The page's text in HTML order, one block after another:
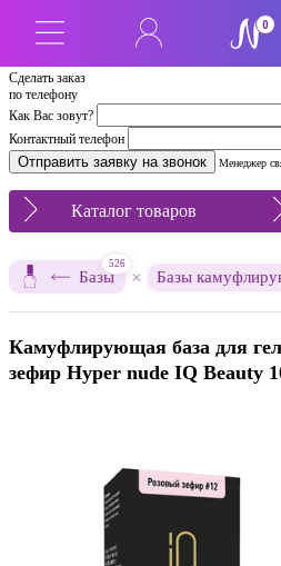
Сделать заказ
по телефону
Как Вас зовут?
Контактный телефон
Менеджер
0
Каталог товаров
Базы
526
× Базы
Камуфлирующая база для
зефир Hyper nude IQ Beauty